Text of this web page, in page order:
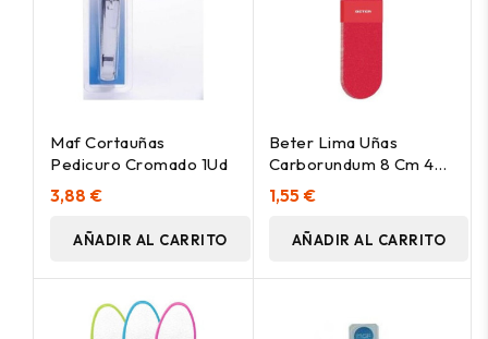
Maf Cortauñas
Pedicuro Cromado 1Ud
3,88 €
AÑADIR AL CARRITO
Beter Lima Uñas
Carborundum 8 Cm 4
Uds
1,55 €
AÑADIR AL CARRITO